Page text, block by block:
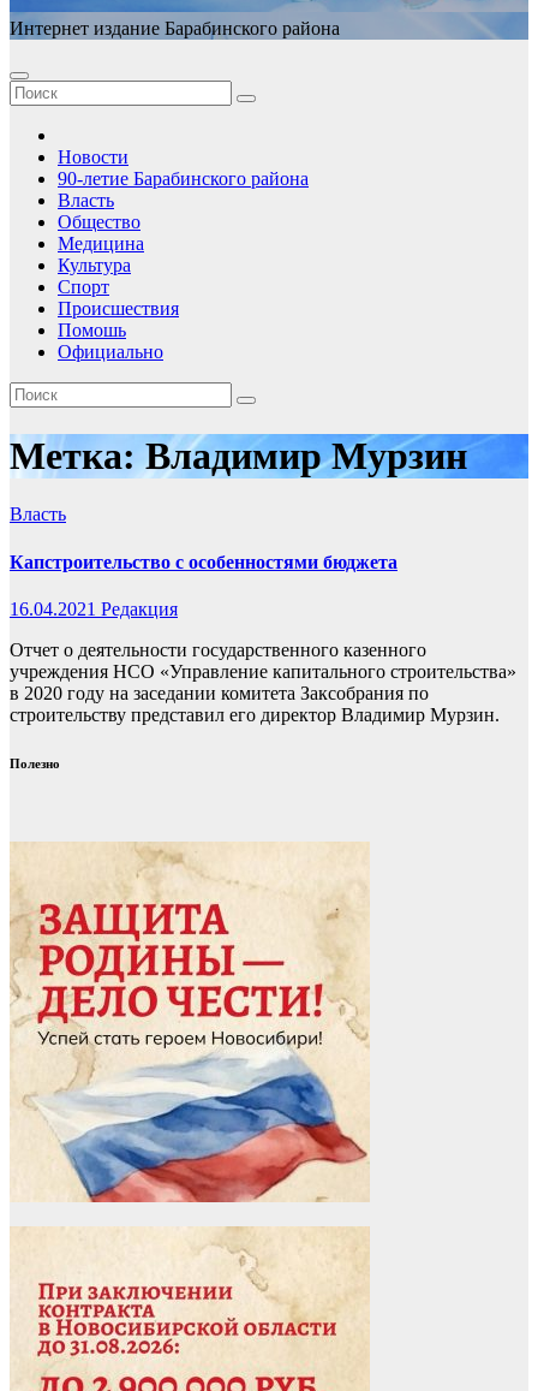
Интернет издание Барабинского района
Новости
90-летие Барабинского района
Власть
Общество
Медицина
Культура
Спорт
Происшествия
Помошь
Официально
Метка:Владимир Мурзин
Власть
Капстроительство с особенностями бюджета
16.04.2021 Редакция
Отчет о деятельности государственного казенного
учреждения НСО «Управление капитального строительства»
в 2020 году на заседании комитета Заксобрания по
строительству представил его директор Владимир Мурзин.
Полезно